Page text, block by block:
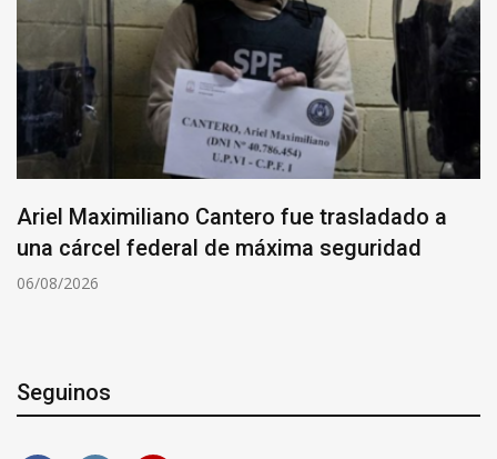
Ariel Maximiliano Cantero fue trasladado a
una cárcel federal de máxima seguridad
06/08/2026
Seguinos